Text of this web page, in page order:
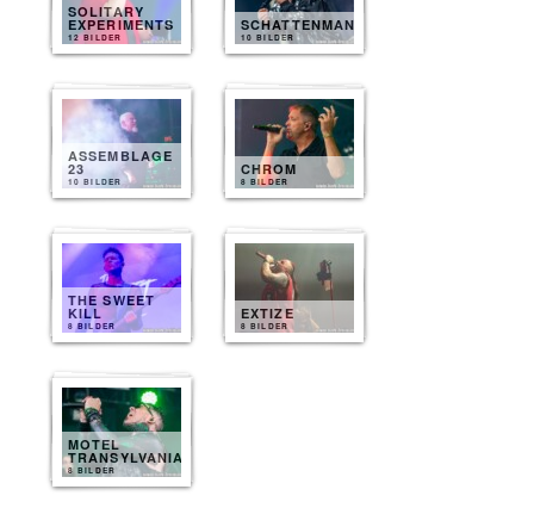
SOLITARY
EXPERIMENTS
12 BILDER
SCHATTENMANN
10 BILDER
ASSEMBLAGE
23
10 BILDER
CHROM
8 BILDER
THE SWEET
KILL
8 BILDER
EXTIZE
8 BILDER
MOTEL
TRANSYLVANIA
8 BILDER